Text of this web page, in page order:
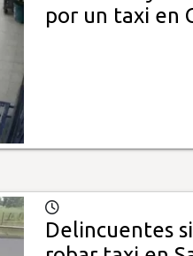
por un taxi en
Delincuentes